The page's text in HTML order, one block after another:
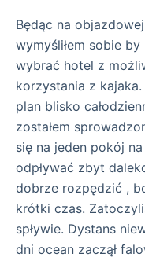
Będąc na
wymyśliłem sobie
wybrać hotel z
korzystania z kajaka.
plan blisko
zostałem
się na jeden pokój
odpływać zbyt
dobrze rozpędzić ,
krótki czas.
spływie. Dystans
dni ocean zaczął